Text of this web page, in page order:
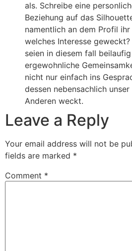
als. Schreibe eine
Beziehung auf das
namentlich an dem Profil
welches Interesse
seien in diesem fall
ergewohnliche
nicht nur einfach ins
dessen nebensachlich
Anderen weckt.
Leave a Reply
Your email address will not be
fields are marked *
Comment *